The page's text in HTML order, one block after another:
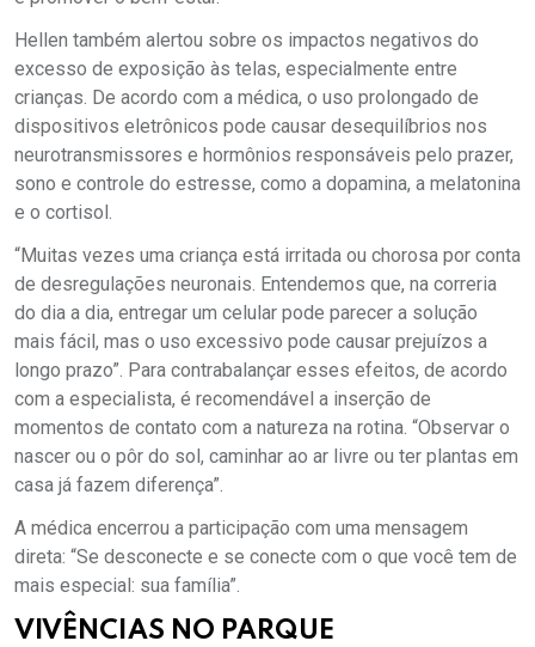
Hellen também alertou sobre os impactos negativos do
excesso de exposição às telas, especialmente entre
crianças. De acordo com a médica, o uso prolongado de
dispositivos eletrônicos pode causar desequilíbrios nos
neurotransmissores e hormônios responsáveis pelo prazer,
sono e controle do estresse, como a dopamina, a melatonina
e o cortisol.
“Muitas vezes uma criança está irritada ou chorosa por conta
de desregulações neuronais. Entendemos que, na correria
do dia a dia, entregar um celular pode parecer a solução
mais fácil, mas o uso excessivo pode causar prejuízos a
longo prazo”. Para contrabalançar esses efeitos, de acordo
com a especialista, é recomendável a inserção de
momentos de contato com a natureza na rotina. “Observar o
nascer ou o pôr do sol, caminhar ao ar livre ou ter plantas em
casa já fazem diferença”.
A médica encerrou a participação com uma mensagem
direta: “Se desconecte e se conecte com o que você tem de
mais especial: sua família”.
VIVÊNCIAS NO PARQUE